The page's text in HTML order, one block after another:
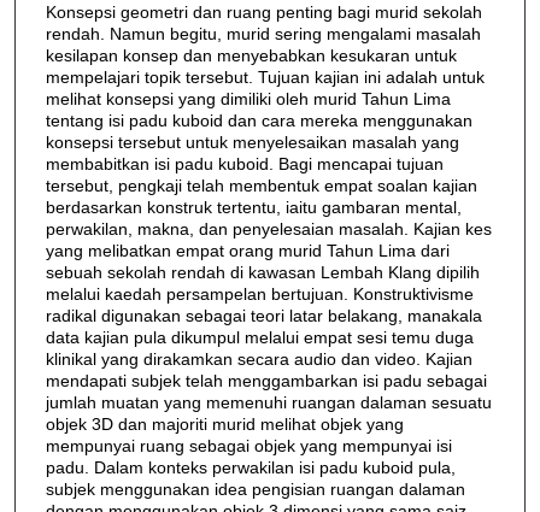
Konsepsi geometri dan ruang penting bagi murid sekolah
rendah. Namun begitu, murid sering mengalami masalah
kesilapan konsep dan menyebabkan kesukaran untuk
mempelajari topik tersebut. Tujuan kajian ini adalah untuk
melihat konsepsi yang dimiliki oleh murid Tahun Lima
tentang isi padu kuboid dan cara mereka menggunakan
konsepsi tersebut untuk menyelesaikan masalah yang
membabitkan isi padu kuboid. Bagi mencapai tujuan
tersebut, pengkaji telah membentuk empat soalan kajian
berdasarkan konstruk tertentu, iaitu gambaran mental,
perwakilan, makna, dan penyelesaian masalah. Kajian kes
yang melibatkan empat orang murid Tahun Lima dari
sebuah sekolah rendah di kawasan Lembah Klang dipilih
melalui kaedah persampelan bertujuan. Konstruktivisme
radikal digunakan sebagai teori latar belakang, manakala
data kajian pula dikumpul melalui empat sesi temu duga
klinikal yang dirakamkan secara audio dan video. Kajian
mendapati subjek telah menggambarkan isi padu sebagai
jumlah muatan yang memenuhi ruangan dalaman sesuatu
objek 3D dan majoriti murid melihat objek yang
mempunyai ruang sebagai objek yang mempunyai isi
padu. Dalam konteks perwakilan isi padu kuboid pula,
subjek menggunakan idea pengisian ruangan dalaman